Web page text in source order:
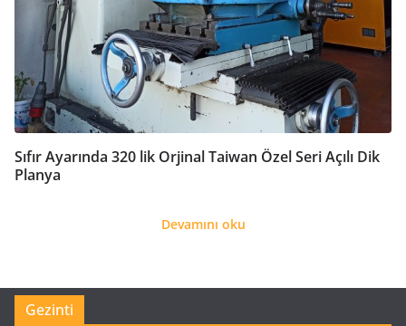
Sıfır Ayarında 320 lik Orjinal Taiwan Özel Seri Açılı Dik
Planya
Devamını oku
Gezinti